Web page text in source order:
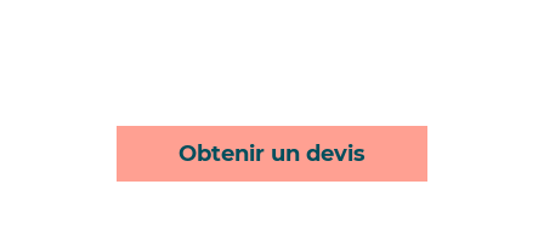
Obtenir un devis